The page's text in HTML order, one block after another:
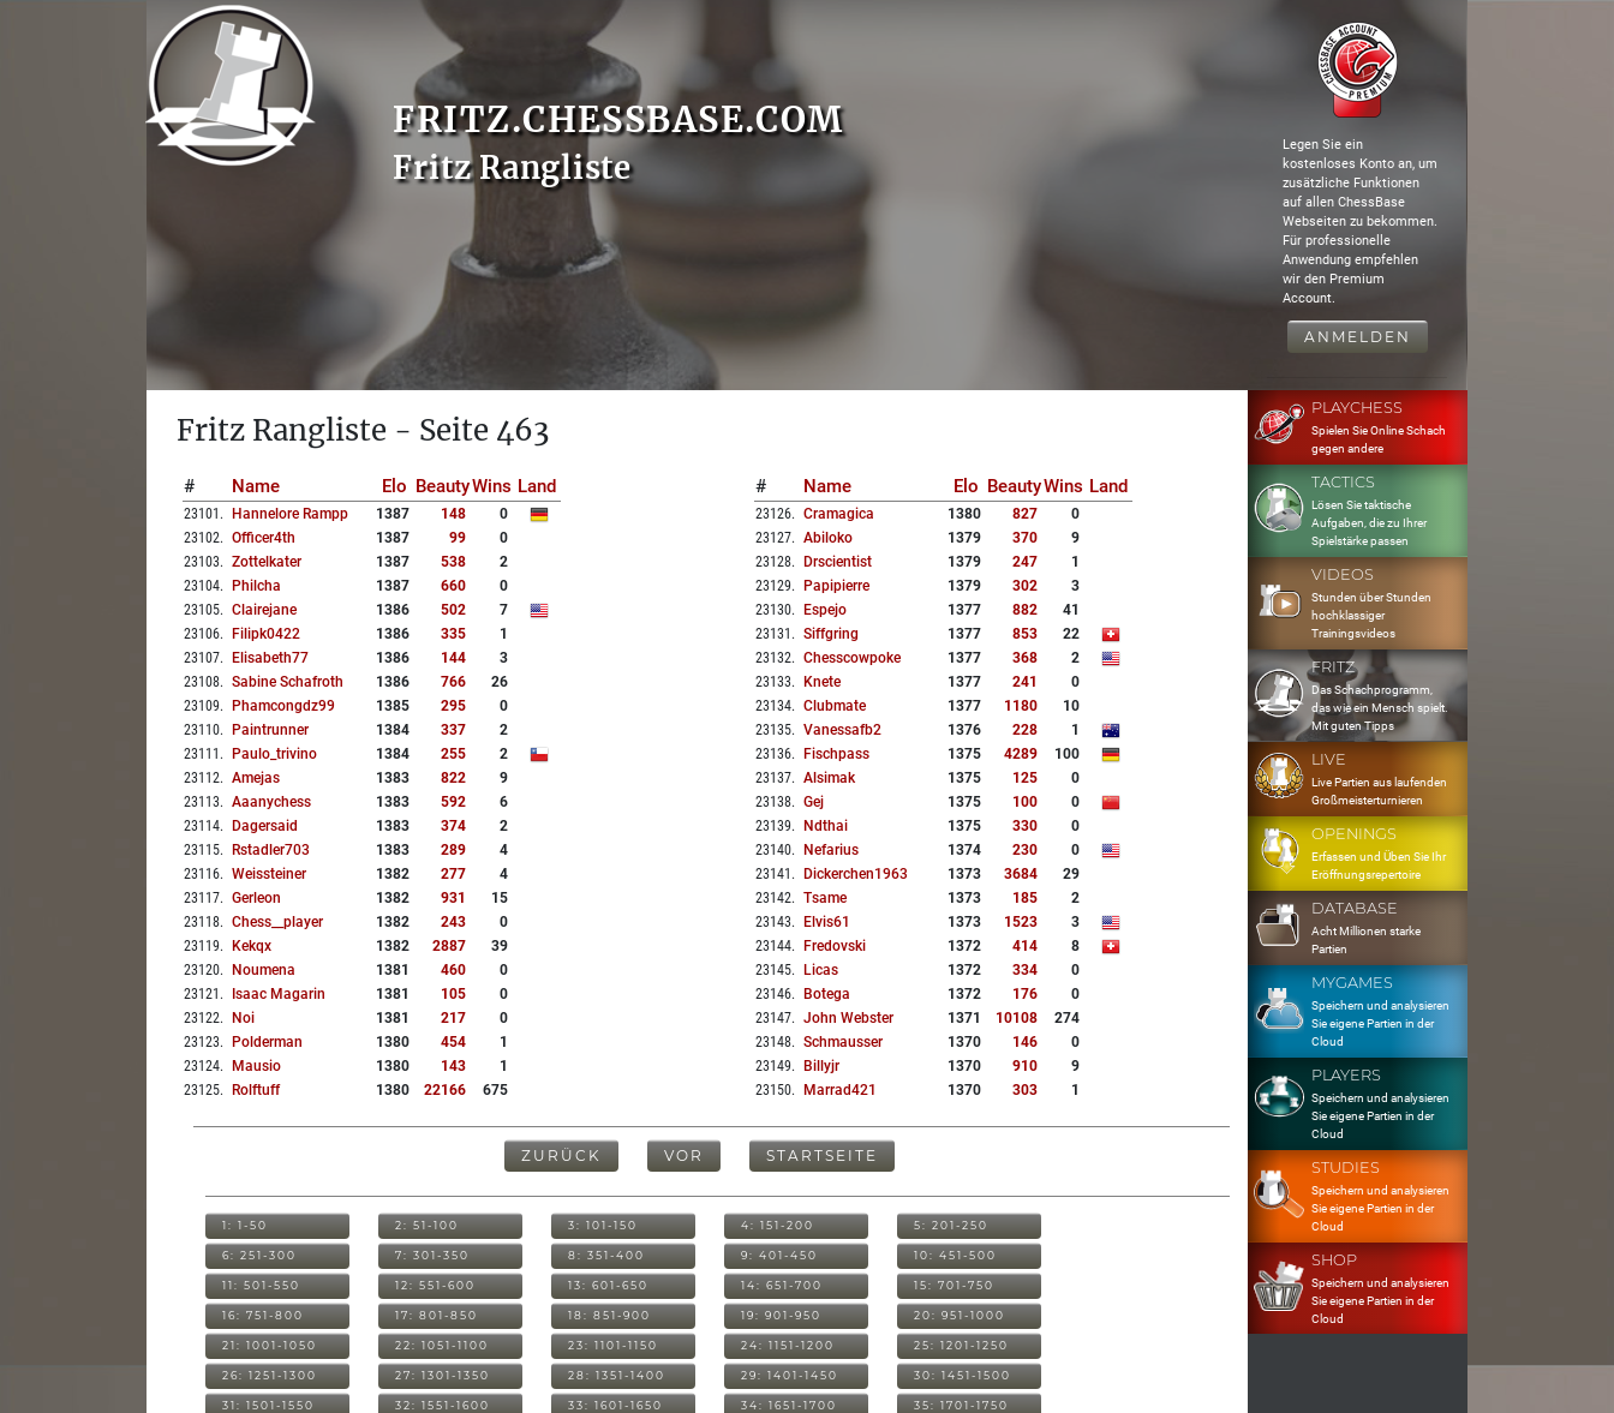
FRITZ.CHESSBASE.COM
Fritz Rangliste
Legen Sie ein
kostenloses Konto an, um
zusätzliche Funktionen
auf allen ChessBase
Webseiten zu bekommen.
Für professionelle
Anwendung empfehlen
wir den Premium
Account.
ANMELDEN
Fritz Rangliste - Seite 463
# Name Elo BeautyWins Land
23101 . Hannelore Rampp 1387 148
0
23102. Officer4th 1387 99
0
23103. Zottelkater 1387 538
2
23104. Philcha 1387 660
0
23105. Clairejane 1386 502
7
23106. Filipk0422 1386 335
1
23107. Elisabeth77 1386 144
3
23108. Sabine Schafroth 1386 766
26
23109. Phamcongdz99 1385 295
0
23110. Paintrunner 1384 337
2
23111 . Paulo_trivino 1384 255
2
23112. Amejas 1383 822
9
23113. Aaanychess 1383 592
6
23114. Dagersaid 1383 374
2
23115. Rstadler703 1383 289
4
23116. Weissteiner 1382 277
4
23117. Gerleon 1382 931
15
23118. Chess__player 1382 243
0
23119. Kekqx 1382 2887
39
23120. Noumena 1381 460
0
23121 . Isaac Magarin 1381 105
0
23122. Noi 1381 217
0
23123. Polderman 1380 454
1
23124. Mausio 1380 143
1
23125. Rolftuff 1380 22166 675
# Name Elo BeautyWins Land
23126. Cramagica 1380 827
0
23127. Abiloko 1379 370
9
23128. Drscientist 1379 247
1
23129. Papipierre 1379 302
3
23130. Espejo 1377 882
41
23131 . Siffgring 1377 853
22
23132. Chesscowpoke 1377 368
2
23133. Knete 1377 241
0
23134. Clubmate 1377 1180
10
23135. Vanessafb2 1376 228
1
23136. Fischpass 1375 4289
100
23137. Alsimak 1375 125
0
23138. Gej 1375 100
0
23139. Ndthai 1375 330
0
23140. Nefarius 1374 230
0
23141 . Dickerchen1963 1373 3684
29
23142. Tsame 1373 185
2
23143. Elvis61 1373 1523
3
23144. Fredovski 1372 414
8
23145. Licas 1372 334
0
23146. Botega 1372 176
0
23147. John Webster 1371 10108
274
23148. Schmausser 1370 146
0
23149. Billyjr 1370 910
9
23150. Marrad421 1370 303 1
ZURÜCK VOR STARTSEITE
1: 1-50 2: 51-100 3: 101-150 4: 151-200 5: 201-250
6: 251-300 7: 301-350 8: 351-400 9: 401-450 10: 451-500
11: 501-550 12: 551-600 13: 601-650 14: 651-700 15: 701-750
16: 751-800 17: 801-850 18: 851-900 19: 901-950 20: 951-1000
21: 1001-1050 22: 1051-1100 23: 1101-1150 24: 1151-1200 25: 1201-1250
26: 1251-1300 27: 1301-1350 28: 1351-1400 29: 1401-1450 30: 1451-1500
31: 1501-1550 32: 1551-1600 33: 1601-1650 34: 1651-1700 35: 1701-1750
PLAYCHESS
Spielen Sie Online Schach
gegen andere
TACTICS
Lösen Sie taktische
Aufgaben, die zu Ihrer
Spielstärke passen
VIDEOS
Stunden über Stunden
hochklassiger
Trainingsvideos
FRITZ
Das Schachprogramm,
das wie ein Mensch spielt.
Mit guten Tipps
LIVE
Live Partien aus laufenden
Großmeisterturnieren
OPENINGS
Erfassen und Üben Sie Ihr
Eröffnungsrepertoire
DATABASE
Acht Millionen starke
Partien
MYGAMES
Speichern und analysieren
Sie eigene Partien in der
Cloud
PLAYERS
Speichern und analysieren
Sie eigene Partien in der
Cloud
STUDIES
Speichern und analysieren
Sie eigene Partien in der
Cloud
SHOP
Speichern und analysieren
Sie eigene Partien in der
Cloud